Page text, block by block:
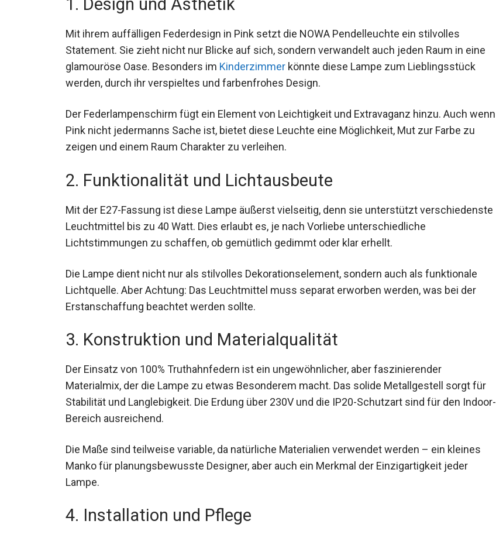
1. Design und Ästhetik
Mit ihrem auffälligen Federdesign in Pink setzt die NOWA Pendelleuchte ein stilvolles
Statement. Sie zieht nicht nur Blicke auf sich, sondern verwandelt auch jeden Raum in eine
glamouröse Oase. Besonders im Kinderzimmer könnte diese Lampe zum Lieblingsstück
werden, durch ihr verspieltes und farbenfrohes Design.
Der Federlampenschirm fügt ein Element von Leichtigkeit und Extravaganz hinzu. Auch wenn
Pink nicht jedermanns Sache ist, bietet diese Leuchte eine Möglichkeit, Mut zur Farbe zu
zeigen und einem Raum Charakter zu verleihen.
2. Funktionalität und Lichtausbeute
Mit der E27-Fassung ist diese Lampe äußerst vielseitig, denn sie unterstützt verschiedenste
Leuchtmittel bis zu 40 Watt. Dies erlaubt es, je nach Vorliebe unterschiedliche
Lichtstimmungen zu schaffen, ob gemütlich gedimmt oder klar erhellt.
Die Lampe dient nicht nur als stilvolles Dekorationselement, sondern auch als funktionale
Lichtquelle. Aber Achtung: Das Leuchtmittel muss separat erworben werden, was bei der
Erstanschaffung beachtet werden sollte.
3. Konstruktion und Materialqualität
Der Einsatz von 100% Truthahnfedern ist ein ungewöhnlicher, aber faszinierender
Materialmix, der die Lampe zu etwas Besonderem macht. Das solide Metallgestell sorgt für
Stabilität und Langlebigkeit. Die Erdung über 230V und die IP20-Schutzart sind für den Indoor-
Bereich ausreichend.
Die Maße sind teilweise variable, da natürliche Materialien verwendet werden – ein kleines
Manko für planungsbewusste Designer, aber auch ein Merkmal der Einzigartigkeit jeder
Lampe.
4. Installation und Pflege